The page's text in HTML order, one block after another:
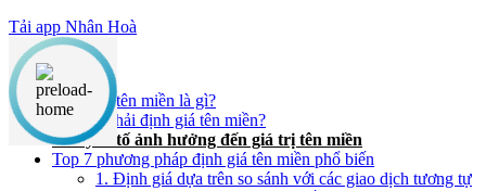
Tải app Nhân Hoà
Nội dung chính
Định giá tên miền là gì?
Tại sao phải định giá tên miền?
Các yếu tố ảnh hưởng đến giá trị tên miền
Top 7 phương pháp định giá tên miền phổ biến
1. Định giá dựa trên so sánh với các giao dịch tương tự